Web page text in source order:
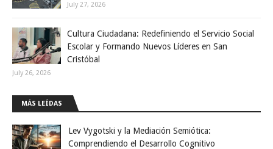
July 27, 2026
Cultura Ciudadana: Redefiniendo el Servicio Social
Escolar y Formando Nuevos Líderes en San
Cristóbal
July 26, 2026
MÁS LEÍDAS
Lev Vygotski y la Mediación Semiótica:
Comprendiendo el Desarrollo Cognitivo